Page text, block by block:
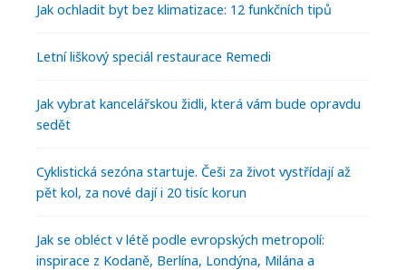
Jak ochladit byt bez klimatizace: 12 funkčních tipů
Letní liškový speciál restaurace Remedi
Jak vybrat kancelářskou židli, která vám bude opravdu
sedět
Cyklistická sezóna startuje. Češi za život vystřídají až
pět kol, za nové dají i 20 tisíc korun
Jak se obléct v létě podle evropských metropolí:
inspirace z Kodaně, Berlína, Londýna, Milána a